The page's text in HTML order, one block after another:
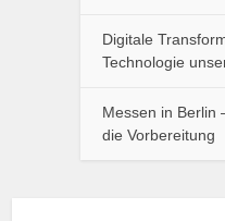
Digitale
Technologie
Messen in Berlin
die Vorbereitung